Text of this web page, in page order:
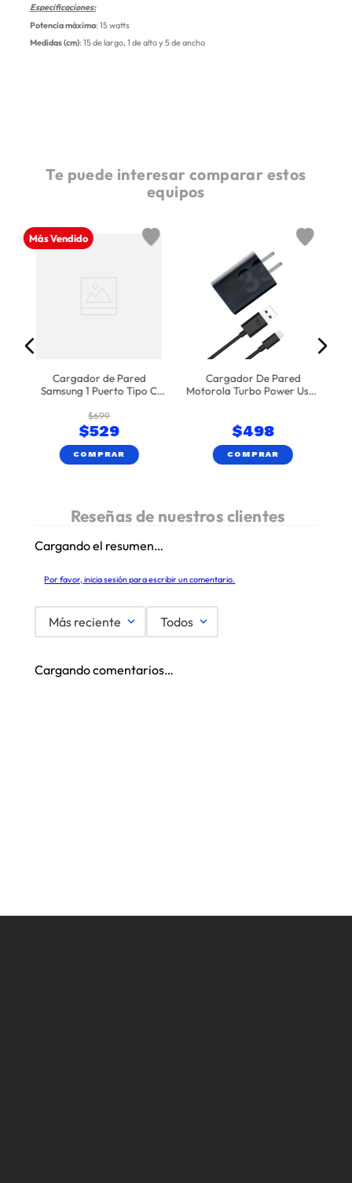
Especificaciones:
Potencia máxima: 15 watts
Medidas (cm): 15 de largo, 1 de alto y 5 de ancho
Te puede interesar comparar estos
equipos
Más Vendido
Cargador de Pared
Samsung 1 Puerto Tipo C
$699
$529
COMPRAR
Cargador De Pared
Motorola Turbo Power Usb-
$498
COMPRAR
Cargando el resumen…
Por favor, inicia sesión para escribir un comentario.
Más reciente Todos
Cargando comentarios…